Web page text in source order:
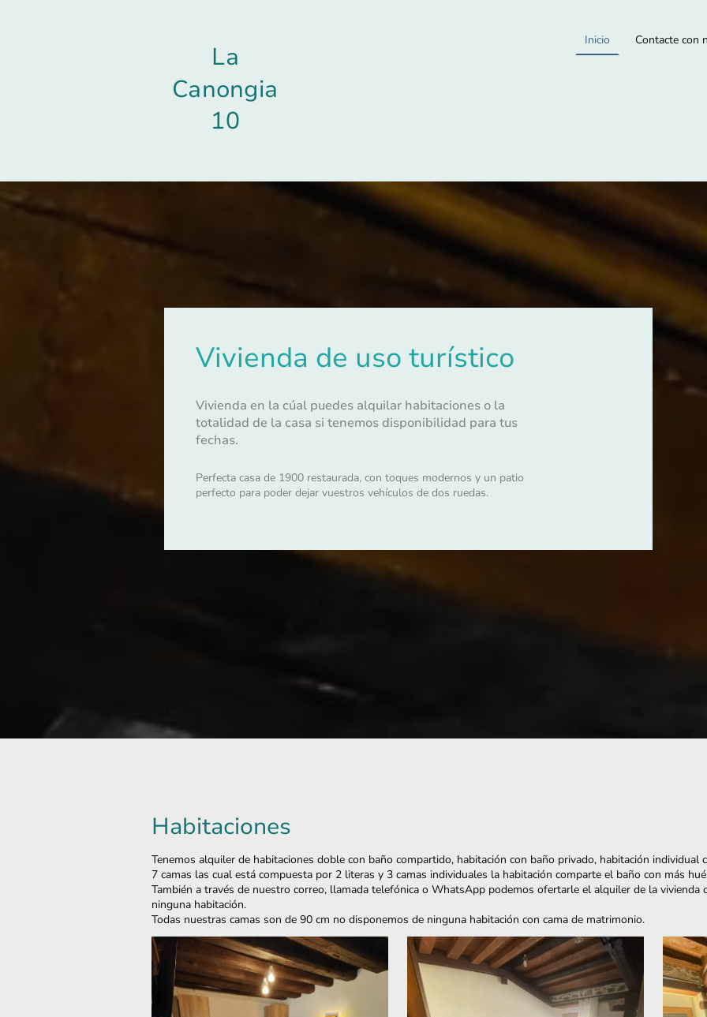
La
Canongia
10
Inicio Contacte con
Vivienda de uso turístico
Vivienda en la cúal puedes alquilar habitaciones o la
totalidad de la casa si tenemos disponibilidad para tus
fechas.
Perfecta casa de 1900 restaurada, con toques modernos y un patio
perfecto para poder dejar vuestros vehículos de dos ruedas.
Habitaciones
Tenemos alquiler de habitaciones doble con baño compartido, habitación con baño privado, habitación
7 camas las cual está compuesta por 2 literas y 3 camas individuales la habitación comparte el baño con más
También a través de nuestro correo, llamada telefónica o WhatsApp podemos ofertarle el alquiler de la vivienda
ninguna habitación.
Todas nuestras camas son de 90 cm no disponemos de ninguna habitación con cama de matrimonio.